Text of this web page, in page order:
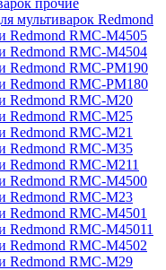
прочие
мультиварок Redmond
Redmond RMC-M4505
Redmond RMC-M4504
Redmond RMC-PM190
Redmond RMC-PM180
Redmond RMC-M20
Redmond RMC-M25
Redmond RMC-M21
Redmond RMC-M35
Redmond RMC-M211
Redmond RMC-M4500
Redmond RMC-M23
Redmond RMC-M4501
Redmond RMC-M45011
Redmond RMC-M4502
Redmond RMC-M29